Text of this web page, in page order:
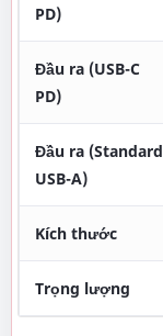
PD)
Đầu ra (USB-C
PD)
Đầu ra (Standard
USB-A)
Kích thước
Trọng lượng